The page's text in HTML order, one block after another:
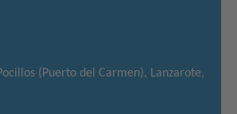
(Puerto del Carmen), Lanzarote,